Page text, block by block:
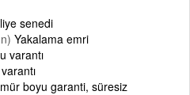
senedi
Yakalama emri
varantı
boyu garanti, süresiz